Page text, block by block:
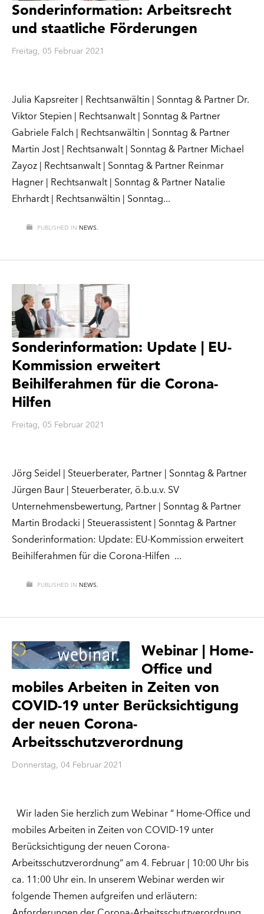
Sonderinformation: Arbeitsrecht
und staatliche Förderungen
Freitag, 05 Februar 2021
Julia Kapsreiter | Rechtsanwältin | Sonntag & Partner Dr.
Viktor Stepien | Rechtsanwalt | Sonntag & Partner
Gabriele Falch | Rechtsanwältin | Sonntag & Partner
Martin Jost | Rechtsanwalt | Sonntag & Partner Michael
Zayoz | Rechtsanwalt | Sonntag & Partner Reinmar
Hagner | Rechtsanwalt | Sonntag & Partner Natalie
Ehrhardt | Rechtsanwältin | Sonntag
PUBLISHED IN NEWS.
Sonderinformation: Update | EU-
Kommission erweitert
Beihilferahmen für die Corona-
Hilfen
Freitag, 05 Februar 2021
Jörg Seidel | Steuerberater, Partner | Sonntag & Partner
Jürgen Baur | Steuerberater, ö.b.u.v. SV
Unternehmensbewertung, Partner | Sonntag & Partner
Martin Brodacki | Steuerassistent | Sonntag & Partner
Sonderinformation: Update: EU-Kommission erweitert
Beihilferahmen für die Corona-Hilfen
PUBLISHED IN NEWS.
Webinar | Home-
Office und
mobiles Arbeiten in Zeiten von
COVID-19 unter Berücksichtigung
der neuen Corona-
Arbeitsschutzverordnung
Donnerstag, 04 Februar 2021
Wir laden Sie herzlich zum Webinar “ Home-Office und
mobiles Arbeiten in Zeiten von COVID-19 unter
Berücksichtigung der neuen Corona-
Arbeitsschutzverordnung“ am 4. Februar | 10:00 Uhr bis
ca. 11:00 Uhr ein. In unserem Webinar werden wir
folgende Themen aufgreifen und erläutern: